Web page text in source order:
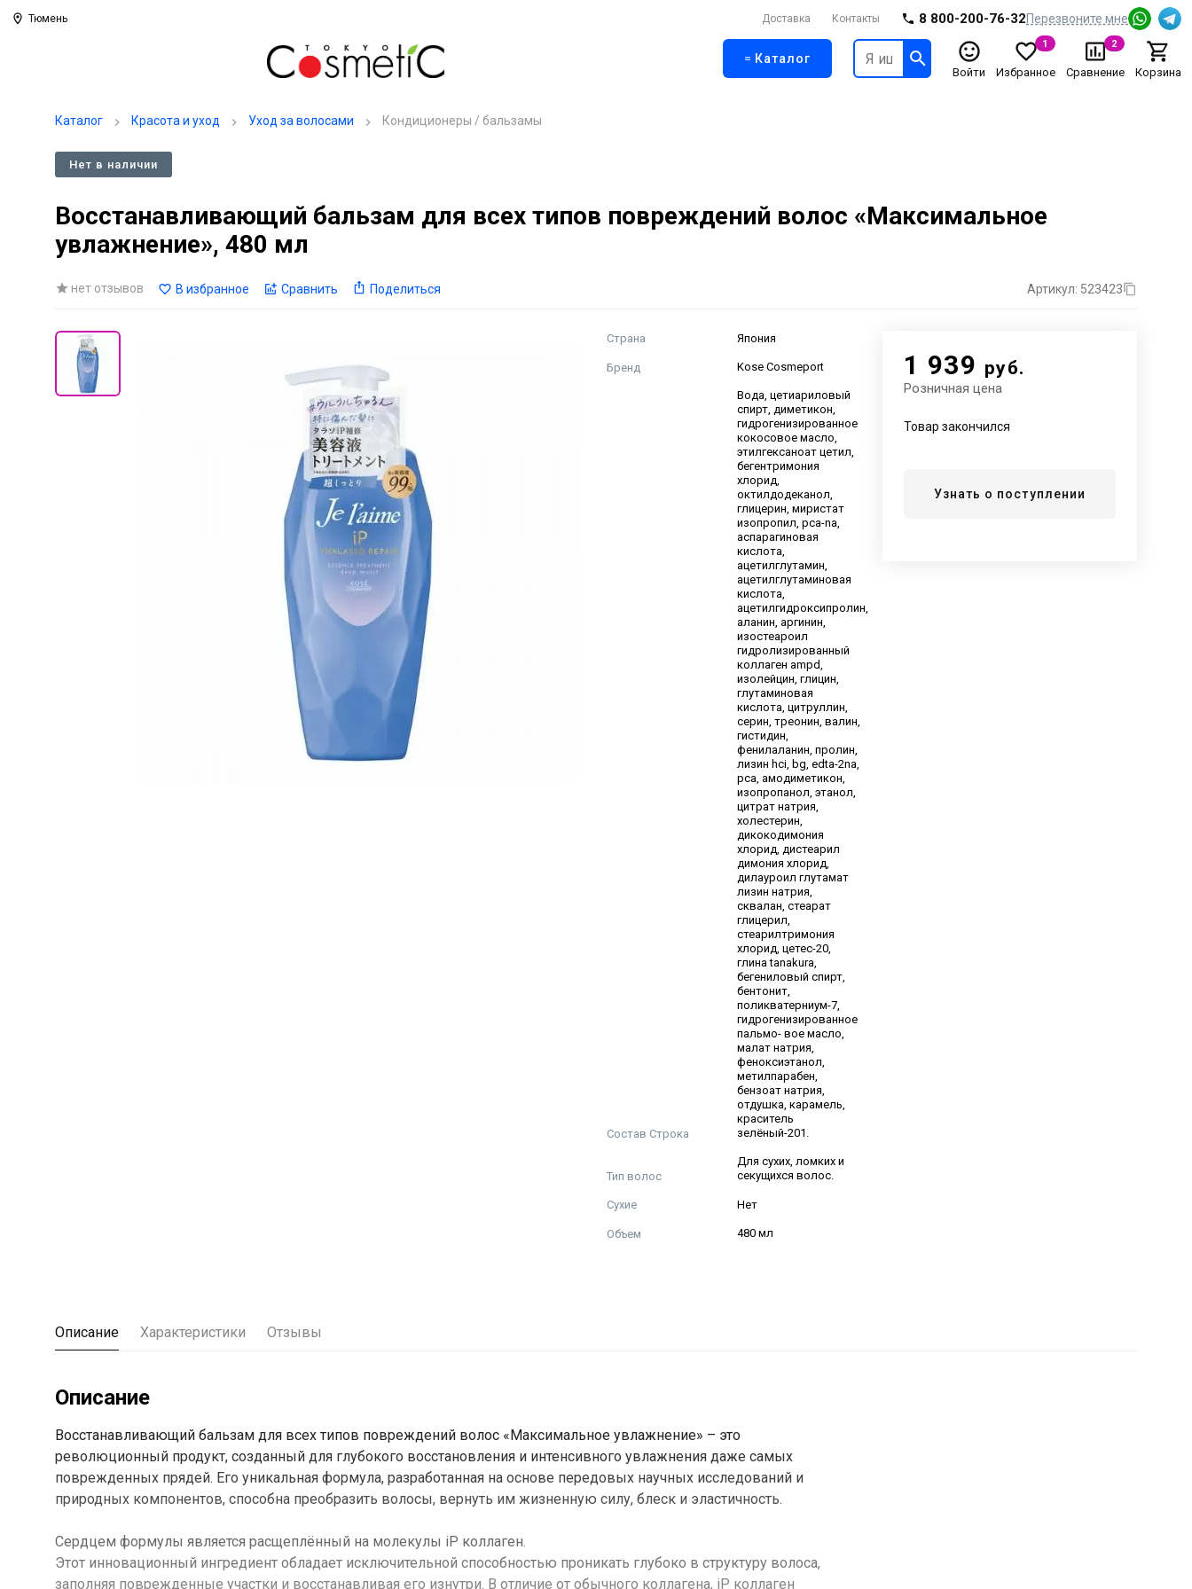
Тюмень Доставка Контакты 8 800-200-76-32Перезвоните мне
Каталог
Войти Избранное
1
Сравнение
2
Корзина
Каталог Красота и уход Уход за волосами Кондиционеры / бальзамы
Нет в наличии
Восстанавливающий бальзам для всех типов повреждений волос «Максимальное
увлажнение», 480 мл
нет отзывов В избранное Сравнить Поделиться Артикул: 523423
Страна Япония
Бренд Kose Cosmeport
Состав Строка
Вода, цетиариловый
спирт, диметикон,
гидрогенизированное
кокосовое масло,
этилгексаноат цетил,
бегентримония
хлорид,
октилдодеканол,
глицерин, миристат
изопропил, pca-na,
аспарагиновая
кислота,
ацетилглутамин,
ацетилглутаминовая
кислота,
ацетилгидроксипролин,
аланин, аргинин,
изостеароил
гидролизированный
коллаген ampd,
изолейцин, глицин,
глутаминовая
кислота, цитруллин,
серин, треонин, валин,
гистидин,
фенилаланин, пролин,
лизин hci, bg, edta-2na,
pca, амодиметикон,
изопропанол, этанол,
цитрат натрия,
холестерин,
дикокодимония
хлорид, дистеарил
димония хлорид,
дилауроил глутамат
лизин натрия,
сквалан, стеарат
глицерил,
стеарилтримония
хлорид, цетес-20,
глина tanakura,
бегениловый спирт,
бентонит,
поликватерниум-7,
гидрогенизированное
пальмо- вое масло,
малат натрия,
феноксиэтанол,
метилпарабен,
бензоат натрия,
отдушка, карамель,
краситель
зелёный-201.
Тип волос
Для сухих, ломких и
секущихся волос.
Сухие Нет
Объем 480 мл
1 939 руб.
Розничная цена
Товар закончился
Узнать о поступлении
Описание Характеристики Отзывы
Описание
Восстанавливающий бальзам для всех типов повреждений волос «Максимальное увлажнение» – это
революционный продукт, созданный для глубокого восстановления и интенсивного увлажнения даже самых
поврежденных прядей. Его уникальная формула, разработанная на основе передовых научных исследований и
природных компонентов, способна преобразить волосы, вернуть им жизненную силу, блеск и эластичность.
Сердцем формулы является расщеплённый на молекулы iP коллаген.
Этот инновационный ингредиент обладает исключительной способностью проникать глубоко в структуру волоса,
заполняя поврежденные участки и восстанавливая его изнутри. В отличие от обычного коллагена, iP коллаген